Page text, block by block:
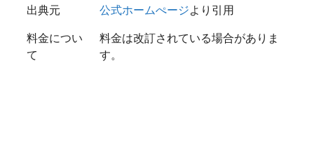
出典元
公式ホームぺージより引用
料金につい
て
料金は改訂されている場合がありま
す。